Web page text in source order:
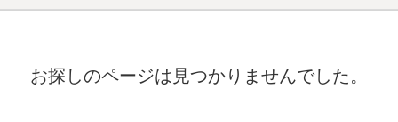
お探しのページは見つかりませんでした。